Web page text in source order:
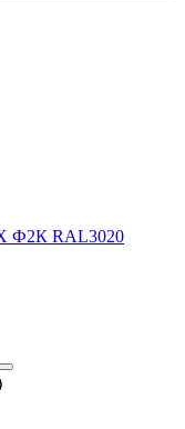
RAL3020